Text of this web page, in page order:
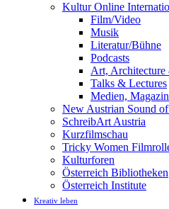
Kultur Online
Film/Video
Musik
Literatur/Bühne
Podcasts
Art,
Talks & Lectures
Medien,
New Austrian Sound
SchreibArt Austria
Kurzfilmschau
Tricky Women
Kulturforen
Österreich Bibliotheken
Österreich Institute
Kreativ leben